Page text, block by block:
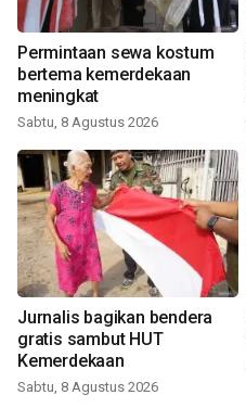
Permintaan sewa kostum
bertema kemerdekaan
meningkat
Sabtu, 8 Agustus 2026
Jurnalis bagikan bendera
gratis sambut HUT
Kemerdekaan
Sabtu, 8 Agustus 2026